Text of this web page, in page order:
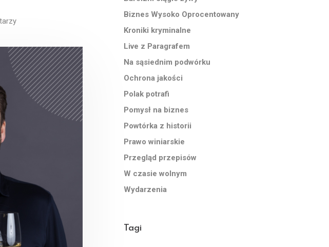
Biznes Wysoko Oprocentowany
Kroniki kryminalne
Live z Paragrafem
Na sąsiednim podwórku
Ochrona jakości
Polak potrafi
Pomysł na biznes
Powtórka z historii
Prawo winiarskie
Przegląd przepisów
W czasie wolnym
Wydarzenia
Tagi